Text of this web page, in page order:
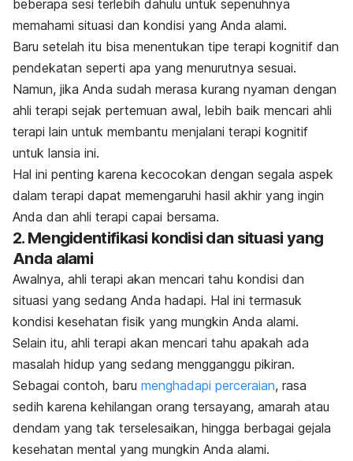
beberapa sesi terlebih dahulu untuk sepenuhnya
memahami situasi dan kondisi yang Anda alami.
Baru setelah itu bisa menentukan tipe terapi kognitif dan
pendekatan seperti apa yang menurutnya sesuai.
Namun, jika Anda sudah merasa kurang nyaman dengan
ahli terapi sejak pertemuan awal, lebih baik mencari ahli
terapi lain untuk membantu menjalani terapi kognitif
untuk lansia ini.
Hal ini penting karena kecocokan dengan segala aspek
dalam terapi dapat memengaruhi hasil akhir yang ingin
Anda dan ahli terapi capai bersama.
2. Mengidentifikasi kondisi dan situasi yang
Anda alami
Awalnya, ahli terapi akan mencari tahu kondisi dan
situasi yang sedang Anda hadapi. Hal ini termasuk
kondisi kesehatan fisik yang mungkin Anda alami.
Selain itu, ahli terapi akan mencari tahu apakah ada
masalah hidup yang sedang mengganggu pikiran.
Sebagai contoh, baru menghadapi perceraian, rasa
sedih karena kehilangan orang tersayang, amarah atau
dendam yang tak terselesaikan, hingga berbagai gejala
kesehatan mental yang mungkin Anda alami.